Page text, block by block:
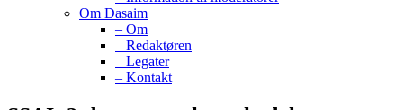
Om Dasaim
– Om
– Redaktøren
– Legater
– Kontakt